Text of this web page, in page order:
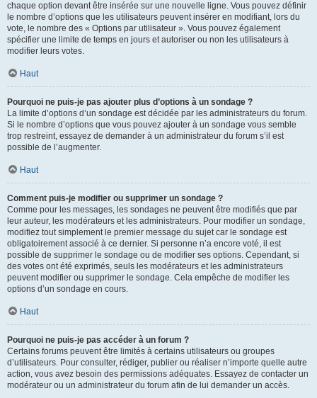
chaque option devant être insérée sur une nouvelle ligne. Vous pouvez définir
le nombre d’options que les utilisateurs peuvent insérer en modifiant, lors du
vote, le nombre des « Options par utilisateur ». Vous pouvez également
spécifier une limite de temps en jours et autoriser ou non les utilisateurs à
modifier leurs votes.
Haut
Pourquoi ne puis-je pas ajouter plus d’options à un sondage ?
La limite d’options d’un sondage est décidée par les administrateurs du forum.
Si le nombre d’options que vous pouvez ajouter à un sondage vous semble
trop restreint, essayez de demander à un administrateur du forum s’il est
possible de l’augmenter.
Haut
Comment puis-je modifier ou supprimer un sondage ?
Comme pour les messages, les sondages ne peuvent être modifiés que par
leur auteur, les modérateurs et les administrateurs. Pour modifier un sondage,
modifiez tout simplement le premier message du sujet car le sondage est
obligatoirement associé à ce dernier. Si personne n’a encore voté, il est
possible de supprimer le sondage ou de modifier ses options. Cependant, si
des votes ont été exprimés, seuls les modérateurs et les administrateurs
peuvent modifier ou supprimer le sondage. Cela empêche de modifier les
options d’un sondage en cours.
Haut
Pourquoi ne puis-je pas accéder à un forum ?
Certains forums peuvent être limités à certains utilisateurs ou groupes
d’utilisateurs. Pour consulter, rédiger, publier ou réaliser n’importe quelle autre
action, vous avez besoin des permissions adéquates. Essayez de contacter un
modérateur ou un administrateur du forum afin de lui demander un accès.